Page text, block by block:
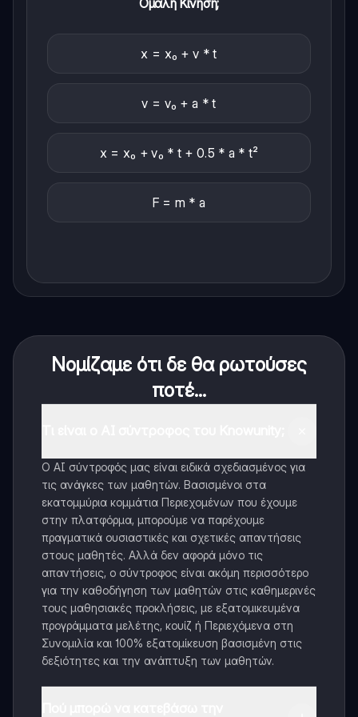
x = x₀ + v * t
v = v₀ + a * t
x = x₀ + v₀ * t + 0.5 * a * t²
F = m * a
Νομίζαμε ότι δε θα ρωτούσες
ποτέ...
Ο AI σύντροφός μας είναι ειδικά σχεδιασμένος για
τις ανάγκες των μαθητών. Βασισμένοι στα
εκατομμύρια κομμάτια Περιεχομένων που έχουμε
στην πλατφόρμα, μπορούμε να παρέχουμε
πραγματικά ουσιαστικές και σχετικές απαντήσεις
στους μαθητές. Αλλά δεν αφορά μόνο τις
απαντήσεις, ο σύντροφος είναι ακόμη περισσότερο
για την καθοδήγηση των μαθητών στις καθημερινές
τους μαθησιακές προκλήσεις, με εξατομικευμένα
προγράμματα μελέτης, κουίζ ή Περιεχόμενα στη
Συνομιλία και 100% εξατομίκευση βασισμένη στις
δεξιότητες και την ανάπτυξη των μαθητών.